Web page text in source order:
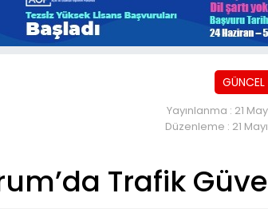
GÜNCEL
Yayınlanma : 21
Düzenleme : 21
Trafik